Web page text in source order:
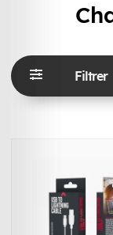
Filtrer